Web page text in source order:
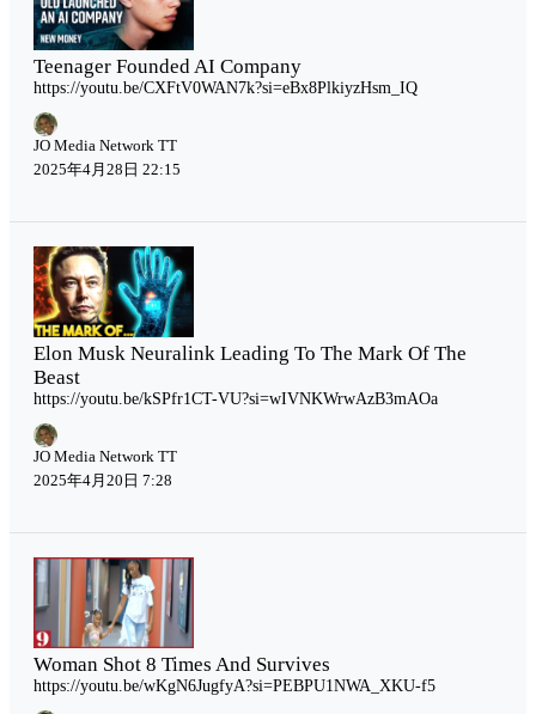
Teenager Founded AI Company
https://youtu.be/CXFtV0WAN7k?si=eBx8PlkiyzHsm_IQ
JO Media Network TT
2025年4月28日 22:15
Elon Musk Neuralink Leading To The Mark Of The
Beast
https://youtu.be/kSPfr1CT-VU?si=wIVNKWrwAzB3mAOa
JO Media Network TT
2025年4月20日 7:28
Woman Shot 8 Times And Survives
https://youtu.be/wKgN6JugfyA?si=PEBPU1NWA_XKU-f5